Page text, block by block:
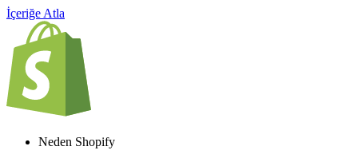
İçeriğe Atla
Neden Shopify